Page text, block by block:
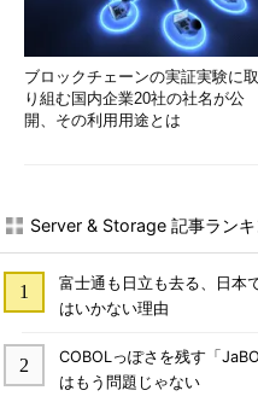
ブロックチェーンの実証実験に取
り組む国内企業20社の社名が公
開、その利用用途とは
Server & Storage 記事ラン
富士通も日立も去る、日本
はいかない理由
COBOLっぽさを残す「
はもう問題じゃない